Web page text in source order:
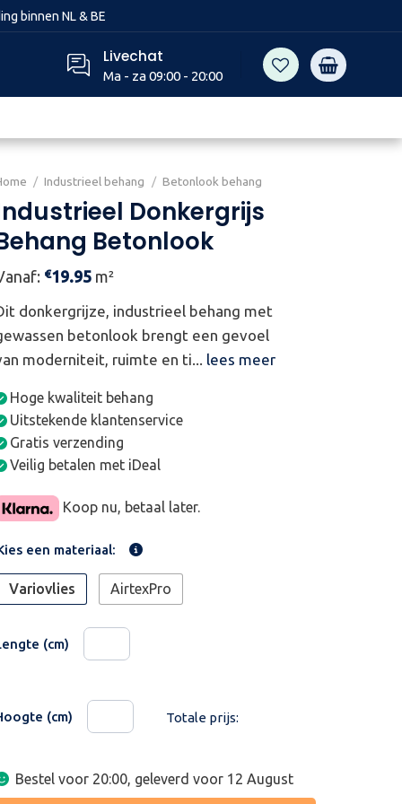
binnen NL & BE
Livechat
Ma - za 09:00 - 20:00
/ Industrieel behang / Betonlook behang
Donkergrijs
Betonlook
€19.95 m²
donkergrijze, industrieel behang met
betonlook brengt een gevoel
moderniteit, ruimte en ti... lees meer
Hoge kwaliteit behang
Uitstekende klantenservice
Gratis verzending
Veilig betalen met iDeal
Koop nu, betaal later.
een materiaal:
Variovlies AirtexPro
(cm)
(cm) Totale prijs:
Bestel voor 20:00, geleverd voor 12 August